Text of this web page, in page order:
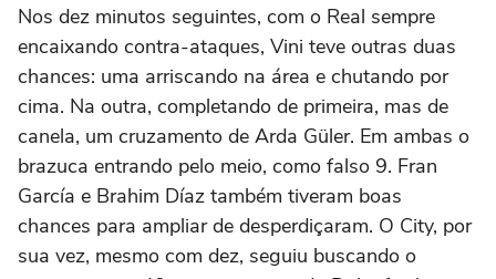
Nos dez minutos seguintes, com o Real sempre
encaixando contra-ataques, Vini teve outras duas
chances: uma arriscando na área e chutando por
cima. Na outra, completando de primeira, mas de
canela, um cruzamento de Arda Güler. Em ambas o
brazuca entrando pelo meio, como falso 9. Fran
García e Brahim Díaz também tiveram boas
chances para ampliar de desperdiçaram. O City, por
sua vez, mesmo com dez, seguiu buscando o